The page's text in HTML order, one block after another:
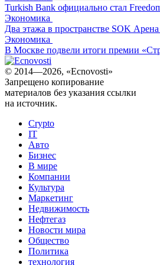
Turkish Bank официально стал
Экономика
Два этажа в пространстве SOK
Экономика
В Москве подвели итоги премии
© 2014—2026, «Ecnovosti»
Запрещено копирование
материалов без указания ссылки
на источник.
Crypto
IT
Авто
Бизнес
В мире
Компании
Культура
Маркетинг
Недвижимость
Нефтегаз
Новости мира
Общество
Политика
технология